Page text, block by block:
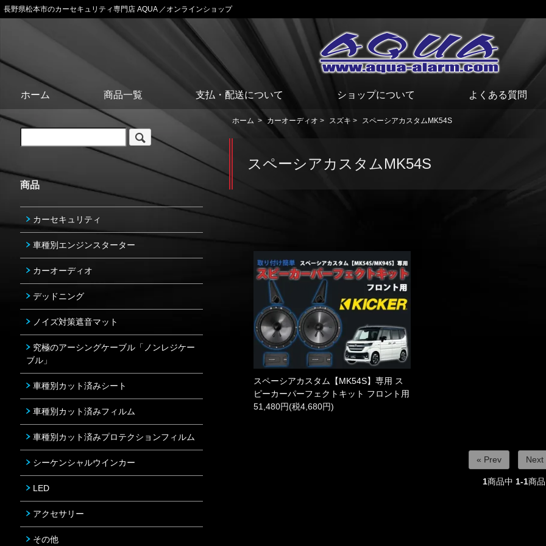
長野県松本市のカーセキュリティ専門店 AQUA ／オンラインショップ
ホーム 商品一覧 支払・配送について ショップについて よくある質問
ホーム > カーオーディオ > スズキ > スペーシアカスタムMK54S
スペーシアカスタムMK54S
スペーシアカスタム【MK54S】専用 ス
ピーカーパーフェクトキット フロント用
51,480円(税4,680円)
« Prev Next
1商品中 1-1商品
商品
カーセキュリティ
車種別エンジンスターター
カーオーディオ
デッドニング
ノイズ対策遮音マット
究極のアーシングケーブル「ノンレジケー
ブル」
車種別カット済みシート
車種別カット済みフィルム
車種別カット済みプロテクションフィルム
シーケンシャルウインカー
LED
アクセサリー
その他